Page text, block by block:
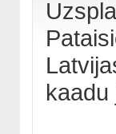
kaadu